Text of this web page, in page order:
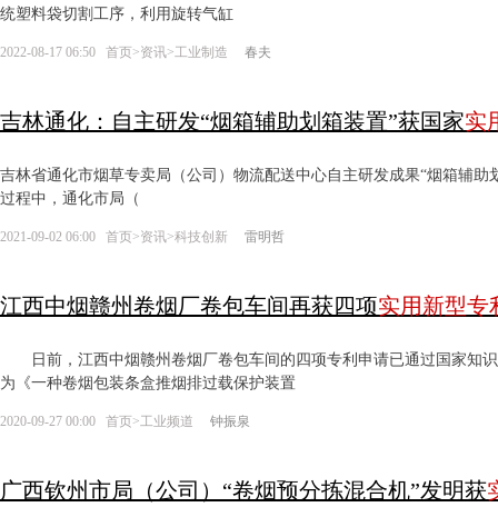
统塑料袋切割工序，利用旋转气缸
2022-08-17 06:50 首页>资讯>工业制造 春夫
吉林通化：自主研发“烟箱辅助划箱装置”获国家实
吉林省通化市烟草专卖局（公司）物流配送中心自主研发成果“烟箱辅助
过程中，通化市局（
2021-09-02 06:00 首页>资讯>科技创新 雷明哲
江西中烟赣州卷烟厂卷包车间再获四项实用新型专
日前，江西中烟赣州卷烟厂卷包车间的四项专利申请已通过国家知
为《一种卷烟包装条盒推烟排过载保护装置
2020-09-27 00:00 首页>工业频道 钟振泉
广西钦州市局（公司）“卷烟预分拣混合机”发明获